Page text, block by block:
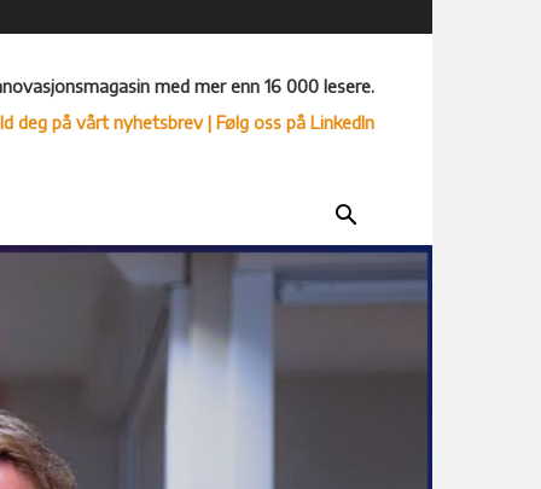
med mer enn 16 000 lesere.
deg på vårt nyhetsbrev| Følg oss på LinkedIn